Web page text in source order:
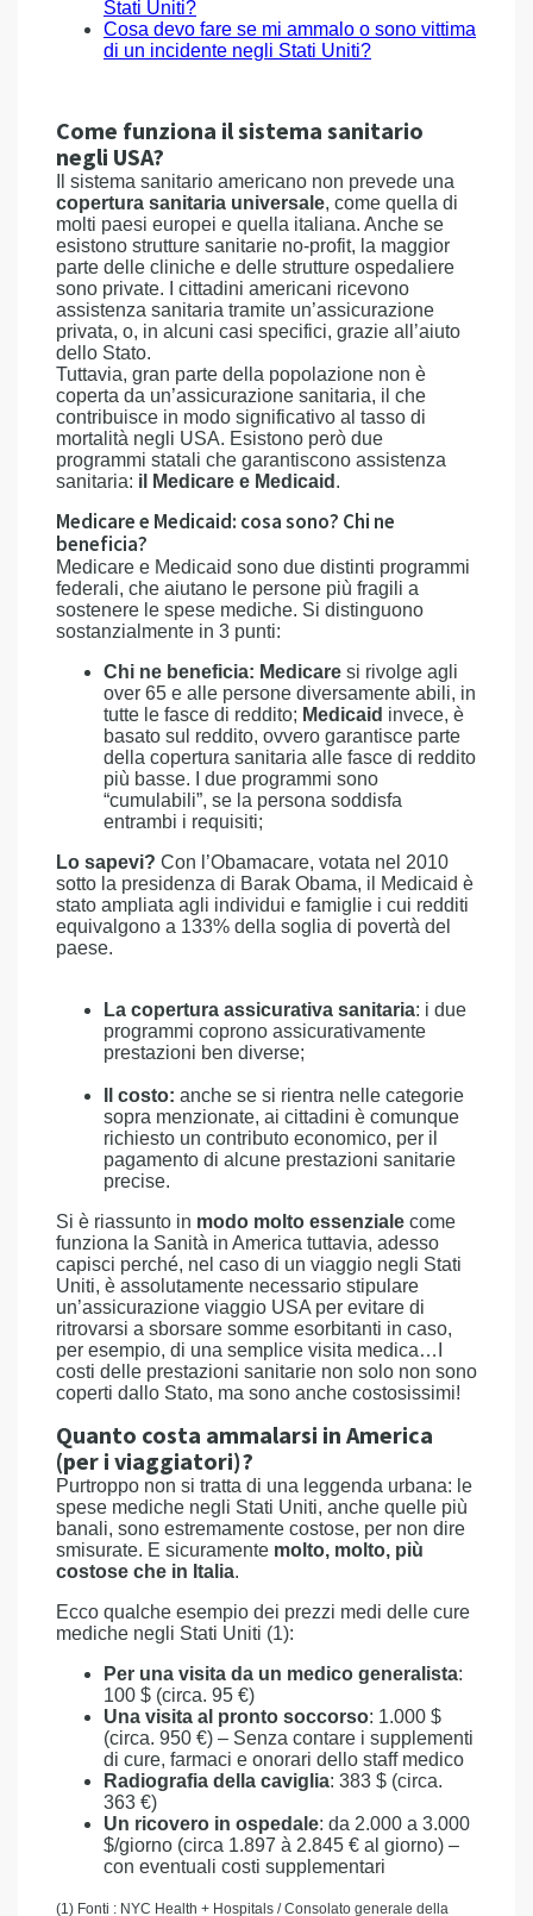
Stati Uniti?
Cosa devo fare se mi ammalo o sono vittima
di un incidente negli Stati Uniti?
Come funziona il sistema sanitario
negli USA?
Il sistema sanitario americano non prevede una
copertura sanitaria universale, come quella di
molti paesi europei e quella italiana. Anche se
esistono strutture sanitarie no-profit, la maggior
parte delle cliniche e delle strutture ospedaliere
sono private. I cittadini americani ricevono
assistenza sanitaria tramite un’assicurazione
privata, o, in alcuni casi specifici, grazie all’aiuto
dello Stato.
Tuttavia, gran parte della popolazione non è
coperta da un’assicurazione sanitaria, il che
contribuisce in modo significativo al tasso di
mortalità negli USA. Esistono però due
programmi statali che garantiscono assistenza
sanitaria: il Medicare e Medicaid .
Medicare e Medicaid: cosa sono? Chi ne
beneficia?
Medicare e Medicaid sono due distinti programmi
federali, che aiutano le persone più fragili a
sostenere le spese mediche. Si distinguono
sostanzialmente in 3 punti:
Chi ne beneficia: Medicare si rivolge agli
over 65 e alle persone diversamente abili, in
tutte le fasce di reddito; Medicaid invece, è
basato sul reddito, ovvero garantisce parte
della copertura sanitaria alle fasce di reddito
più basse. I due programmi sono
“cumulabili”, se la persona soddisfa
entrambi i requisiti;
Lo sapevi? Con l’Obamacare, votata nel 2010
sotto la presidenza di Barak Obama, il Medicaid è
stato ampliata agli individui e famiglie i cui redditi
equivalgono a 133% della soglia di povertà del
paese.
La copertura assicurativa sanitaria: i due
programmi coprono assicurativamente
prestazioni ben diverse;
Il costo: anche se si rientra nelle categorie
sopra menzionate, ai cittadini è comunque
richiesto un contributo economico, per il
pagamento di alcune prestazioni sanitarie
precise.
Si è riassunto in modo molto essenziale come
funziona la Sanità in America tuttavia, adesso
capisci perché, nel caso di un viaggio negli Stati
Uniti, è assolutamente necessario stipulare
un’assicurazione viaggio USA per evitare di
ritrovarsi a sborsare somme esorbitanti in caso,
per esempio, di una semplice visita medica…I
costi delle prestazioni sanitarie non solo non sono
coperti dallo Stato, ma sono anche costosissimi!
Quanto costa ammalarsi in America
(per i viaggiatori)?
Purtroppo non si tratta di una leggenda urbana: le
spese mediche negli Stati Uniti, anche quelle più
banali, sono estremamente costose, per non dire
smisurate. E sicuramente molto, molto, più
costose che in Italia.
Ecco qualche esempio dei prezzi medi delle cure
mediche negli Stati Uniti (1):
Per una visita da un medico generalista:
100 $ (circa. 95 €)
Una visita al pronto soccorso: 1.000 $
(circa. 950 €) – Senza contare i supplementi
di cure, farmaci e onorari dello staff medico
Radiografia della caviglia: 383 $ (circa.
363 €)
Un ricovero in ospedale: da 2.000 a 3.000
$/giorno (circa 1.897 à 2.845 € al giorno) –
con eventuali costi supplementari
(1) Fonti : NYC Health + Hospitals / Consolato generale della